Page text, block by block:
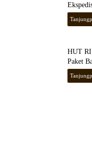
HUT RI
Paket